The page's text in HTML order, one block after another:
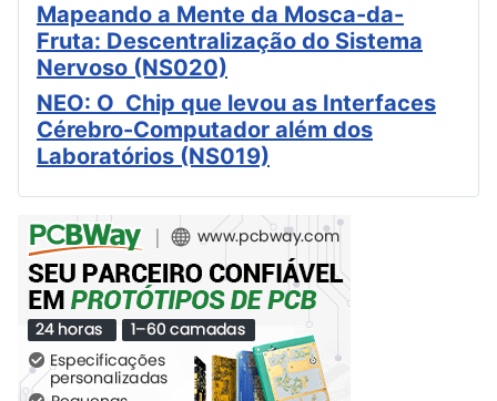
Mapeando a Mente da Mosca-da-
Fruta: Descentralização do Sistema
Nervoso (NS020)
NEO: O Chip que levou as Interfaces
Cérebro-Computador além dos
Laboratórios (NS019)